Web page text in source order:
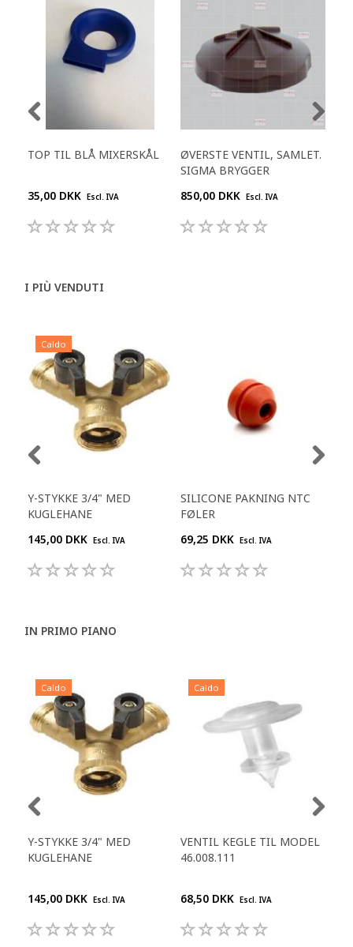
TOP TIL BLÅ MIXERSKÅL
35,00 DKK Escl. IVA
ØVERSTE VENTIL, SAMLET.
SIGMA BRYGGER
850,00 DKK Escl. IVA
I PIÙ VENDUTI
Caldo
Y-STYKKE 3/4" MED
KUGLEHANE
145,00 DKK Escl. IVA
SILICONE PAKNING NTC
FØLER
69,25 DKK Escl. IVA
IN PRIMO PIANO
Caldo
Y-STYKKE 3/4" MED
KUGLEHANE
145,00 DKK Escl. IVA
Caldo
VENTIL KEGLE TIL MODEL
46.008.111
68,50 DKK Escl. IVA